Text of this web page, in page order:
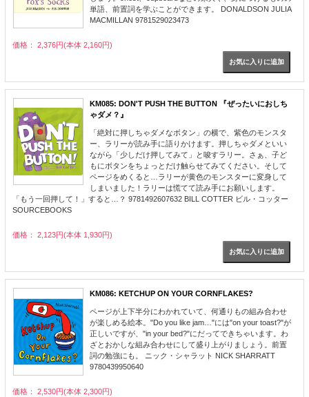
単語、前置詞を学ぶことができます。 DONALDSON JULIA
MACMILLAN 9781529023473
価格： 2,376円(本体 2,160円)
KM085: DON'T PUSH THE BUTTON 『ぜったいにおしち
ゃダメ？』
「絶対に押しちゃダメなボタン」の横で、紫色のモンスタ
ー、ラリーが読み手に語りかけます。押しちゃダメといい
ながら「少しだけ押してみて」と唆すラリー。さぁ、子ど
もにボタンをちょっとだけ触らせてみてください。そして
ページをめくると…ラリーが黄色のモンスターに変身して
しまいました！ラリーは慌てて読み手にお願いします。
「もう一回押して！」すると…？ 9781492607632 BILL COTTER ビル・コッター
SOURCEBOOKS
価格： 2,123円(本体 1,930円)
KM086: KETCHUP ON YOUR CORNFLAKES?
ページが上下半分にわかれていて、何通りもの組み合わせ
が楽しめる絵本。"Do you like jam…"には"on your toast?"が
正しいですが、"in your bed?"にだってできちゃいます。わ
ざとおかしな組み合わせにして盛り上がりましょう。前置
詞の勉強にも。 ニック・シャラット NICK SHARRATT
9780439950640
価格： 2,530円(本体 2,300円)